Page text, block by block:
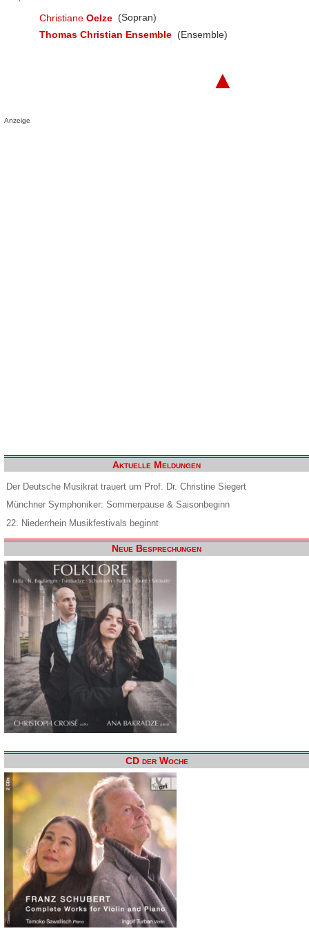
Christiane Oelze (Sopran)
Thomas Christian Ensemble (Ensemble)
▲
Anzeige
Aktuelle Meldungen
Der Deutsche Musikrat trauert um Prof. Dr. Christine Siegert
Münchner Symphoniker: Sommerpause & Saisonbeginn
22. Niederrhein Musikfestivals beginnt
Neue Besprechungen
CD der Woche